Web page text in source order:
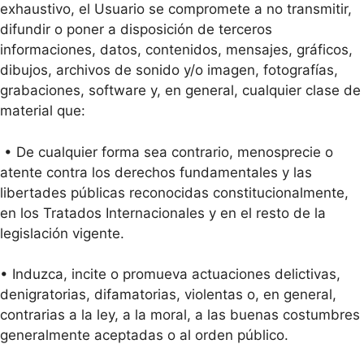
exhaustivo, el Usuario se compromete a no transmitir,
difundir o poner a disposición de terceros
informaciones, datos, contenidos, mensajes, gráficos,
dibujos, archivos de sonido y/o imagen, fotografías,
grabaciones, software y, en general, cualquier clase de
material que:
• De cualquier forma sea contrario, menosprecie o
atente contra los derechos fundamentales y las
libertades públicas reconocidas constitucionalmente,
en los Tratados Internacionales y en el resto de la
legislación vigente.
• Induzca, incite o promueva actuaciones delictivas,
denigratorias, difamatorias, violentas o, en general,
contrarias a la ley, a la moral, a las buenas costumbres
generalmente aceptadas o al orden público.